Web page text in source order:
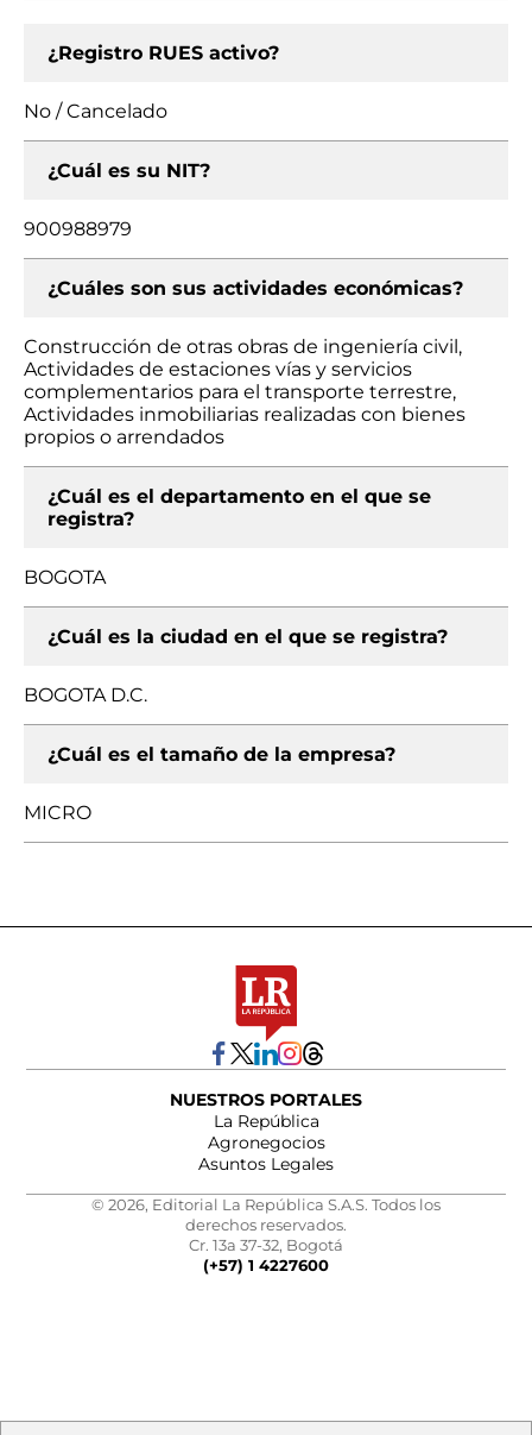
¿Registro RUES activo?
No / Cancelado
¿Cuál es su NIT?
900988979
¿Cuáles son sus actividades económicas?
Construcción de otras obras de ingeniería civil,
Actividades de estaciones vías y servicios
complementarios para el transporte terrestre,
Actividades inmobiliarias realizadas con bienes
propios o arrendados
¿Cuál es el departamento en el que se
registra?
BOGOTA
¿Cuál es la ciudad en el que se registra?
BOGOTA D.C.
¿Cuál es el tamaño de la empresa?
MICRO
NUESTROS PORTALES
La República
Agronegocios
Asuntos Legales
© 2026, Editorial La República S.A.S. Todos los
derechos reservados.
Cr. 13a 37-32, Bogotá
(+57) 1 4227600